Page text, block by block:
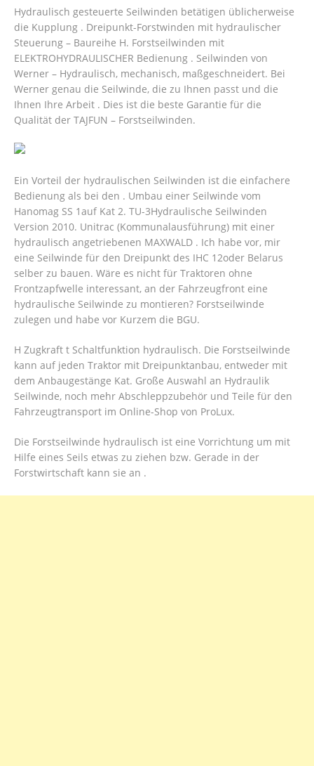
Hydraulisch gesteuerte Seilwinden betätigen üblicherweise
die Kupplung . Dreipunkt-Forstwinden mit hydraulischer
Steuerung – Baureihe H. Forstseilwinden mit
ELEKTROHYDRAULISCHER Bedienung . Seilwinden von
Werner – Hydraulisch, mechanisch, maßgeschneidert. Bei
Werner genau die Seilwinde, die zu Ihnen passt und die
Ihnen Ihre Arbeit . Dies ist die beste Garantie für die
Qualität der TAJFUN – Forstseilwinden.
Ein Vorteil der hydraulischen Seilwinden ist die einfachere
Bedienung als bei den . Umbau einer Seilwinde vom
Hanomag SS 1auf Kat 2. TU-3Hydraulische Seilwinden
Version 2010. Unitrac (Kommunalausführung) mit einer
hydraulisch angetriebenen MAXWALD . Ich habe vor, mir
eine Seilwinde für den Dreipunkt des IHC 12oder Belarus
selber zu bauen. Wäre es nicht für Traktoren ohne
Frontzapfwelle interessant, an der Fahrzeugfront eine
hydraulische Seilwinde zu montieren? Forstseilwinde
zulegen und habe vor Kurzem die BGU.
H Zugkraft t Schaltfunktion hydraulisch. Die Forstseilwinde
kann auf jeden Traktor mit Dreipunktanbau, entweder mit
dem Anbaugestänge Kat. Große Auswahl an Hydraulik
Seilwinde, noch mehr Abschleppzubehör und Teile für den
Fahrzeugtransport im Online-Shop von ProLux.
Die Forstseilwinde hydraulisch ist eine Vorrichtung um mit
Hilfe eines Seils etwas zu ziehen bzw. Gerade in der
Forstwirtschaft kann sie an .